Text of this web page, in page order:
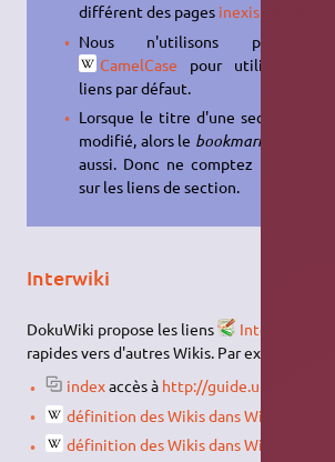
différent des pages inexistantes
Nous n'utilisons pas le
CamelCase pour utiliser des
liens par défaut.
Lorsque le titre d'une section est
modifié, alors le bookmark
aussi. Donc ne comptez pas trop
sur les liens de section.
Interwiki
DokuWiki propose les liens Interwiki
rapides vers d'autres Wikis. Par exemple :
indexaccès à http://guide.ubuntu-fr.org
définition des Wikis dans Wikipedia
définition des Wikis dans Wikipedia